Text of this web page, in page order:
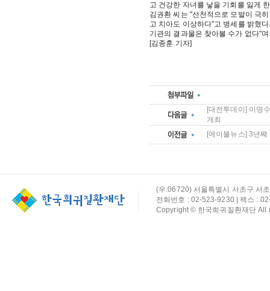
고 건강한 자녀를 낳을 기회를 잃게
김권환 씨는 "선천적으로 모발이 극
고 치아도 이상하다"고 병세를 밝혔
기관의 결과물은 찾아볼 수가 없다"
[김종훈 기자]
[대전투데이] 이명
개최
[에이블뉴스] 3년째
(우:06720) 서울특별시 서초구 서
전화번호 : 02-523-9230 | 팩스 :
Copyright © 한국희귀질환재단